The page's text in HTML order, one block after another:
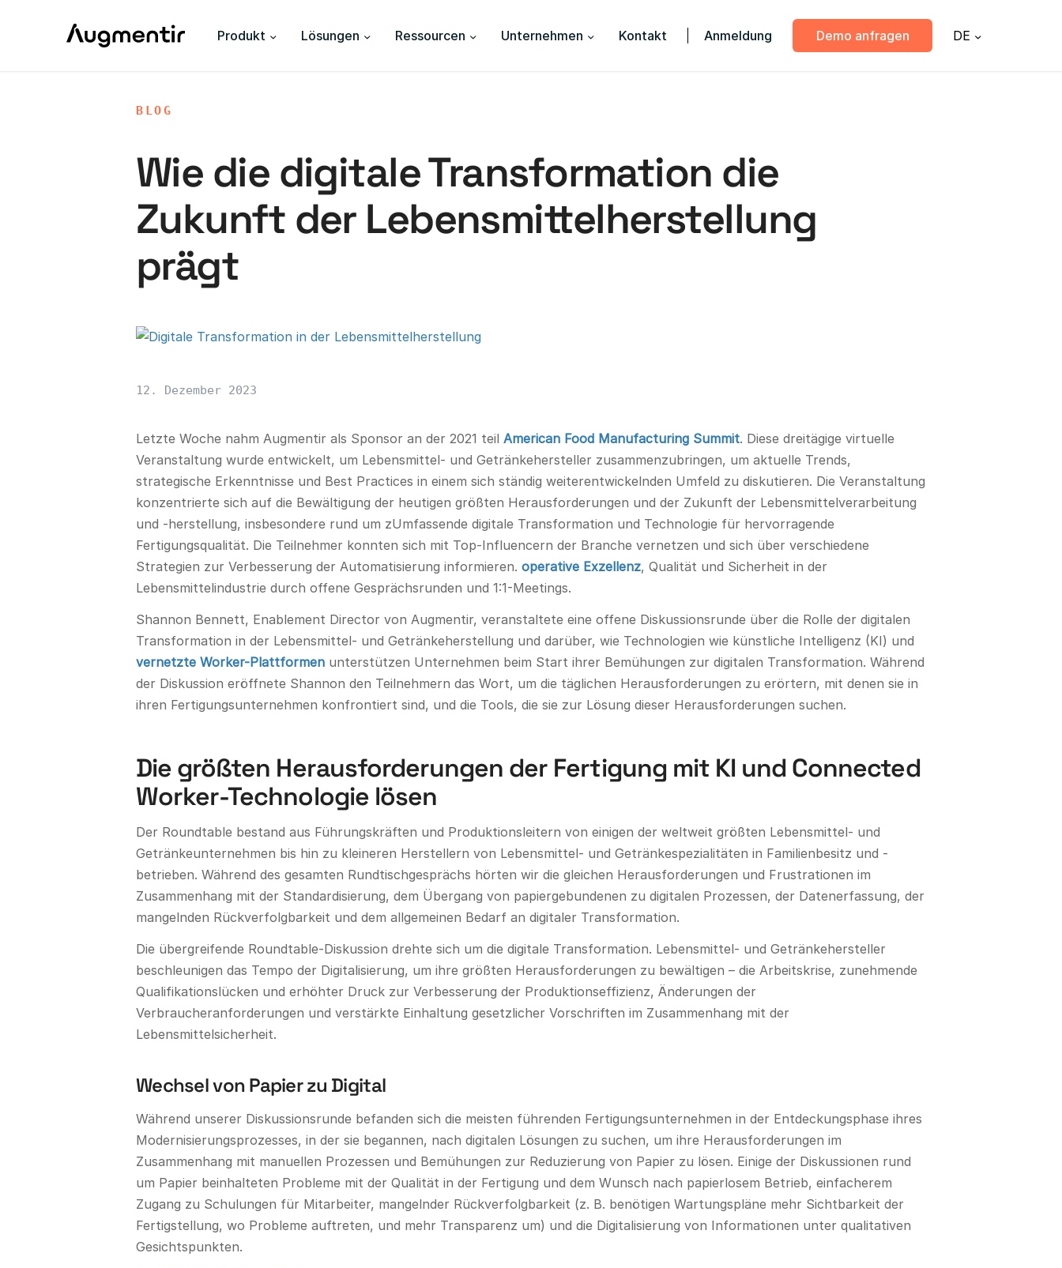
Produkt Lösungen Ressourcen Unternehmen Kontakt Anmeldung Demo anfragen DE
BLOG
Wie die digitale Transformation die
Zukunft der Lebensmittelherstellung
prägt
12. Dezember 2023
Letzte Woche nahm Augmentir als Sponsor an der 2021 teil American Food Manufacturing Summit. Diese dreitägige virtuelle
Veranstaltung wurde entwickelt, um Lebensmittel- und Getränkehersteller zusammenzubringen, um aktuelle Trends,
strategische Erkenntnisse und Best Practices in einem sich ständig weiterentwickelnden Umfeld zu diskutieren. Die Veranstaltung
konzentrierte sich auf die Bewältigung der heutigen größten Herausforderungen und der Zukunft der Lebensmittelverarbeitung
und -herstellung, insbesondere rund um zUmfassende digitale Transformation und Technologie für hervorragende
Fertigungsqualität. Die Teilnehmer konnten sich mit Top-Influencern der Branche vernetzen und sich über verschiedene
Strategien zur Verbesserung der Automatisierung informieren. operative Exzellenz, Qualität und Sicherheit in der
Lebensmittelindustrie durch offene Gesprächsrunden und 1:1-Meetings.
Shannon Bennett, Enablement Director von Augmentir, veranstaltete eine offene Diskussionsrunde über die Rolle der digitalen
Transformation in der Lebensmittel- und Getränkeherstellung und darüber, wie Technologien wie künstliche Intelligenz (KI) und
vernetzte Worker-Plattformenunterstützen Unternehmen beim Start ihrer Bemühungen zur digitalen Transformation. Während
der Diskussion eröffnete Shannon den Teilnehmern das Wort, um die täglichen Herausforderungen zu erörtern, mit denen sie in
ihren Fertigungsunternehmen konfrontiert sind, und die Tools, die sie zur Lösung dieser Herausforderungen suchen.
Die größten Herausforderungen der Fertigung mit KI und Connected
Worker-Technologie lösen
Der Roundtable bestand aus Führungskräften und Produktionsleitern von einigen der weltweit größten Lebensmittel- und
Getränkeunternehmen bis hin zu kleineren Herstellern von Lebensmittel- und Getränkespezialitäten in Familienbesitz und -
betrieben. Während des gesamten Rundtischgesprächs hörten wir die gleichen Herausforderungen und Frustrationen im
Zusammenhang mit der Standardisierung, dem Übergang von papiergebundenen zu digitalen Prozessen, der Datenerfassung, der
mangelnden Rückverfolgbarkeit und dem allgemeinen Bedarf an digitaler Transformation.
Die übergreifende Roundtable-Diskussion drehte sich um die digitale Transformation. Lebensmittel- und Getränkehersteller
beschleunigen das Tempo der Digitalisierung, um ihre größten Herausforderungen zu bewältigen – die Arbeitskrise, zunehmende
Qualifikationslücken und erhöhter Druck zur Verbesserung der Produktionseffizienz, Änderungen der
Verbraucheranforderungen und verstärkte Einhaltung gesetzlicher Vorschriften im Zusammenhang mit der
Lebensmittelsicherheit.
Wechsel von Papier zu Digital
Während unserer Diskussionsrunde befanden sich die meisten führenden Fertigungsunternehmen in der Entdeckungsphase ihres
Modernisierungsprozesses, in der sie begannen, nach digitalen Lösungen zu suchen, um ihre Herausforderungen im
Zusammenhang mit manuellen Prozessen und Bemühungen zur Reduzierung von Papier zu lösen. Einige der Diskussionen rund
um Papier beinhalteten Probleme mit der Qualität in der Fertigung und dem Wunsch nach papierlosem Betrieb, einfacherem
Zugang zu Schulungen für Mitarbeiter, mangelnder Rückverfolgbarkeit (z. B. benötigen Wartungspläne mehr Sichtbarkeit der
Fertigstellung, wo Probleme auftreten, und mehr Transparenz um) und die Digitalisierung von Informationen unter qualitativen
Gesichtspunkten.